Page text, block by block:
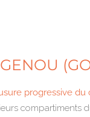
progressive du
compartiments